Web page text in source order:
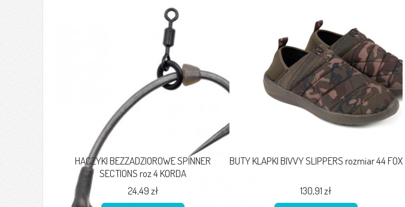
HACZYKI BEZZADZIOROWE SPINNER
SECTIONS roz 4 KORDA
24,49 zł
BUTY KLAPKI BIVVY SLIPPERS rozmiar 44 FOX
130,91 zł